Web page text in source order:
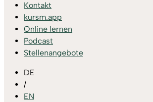
Kontakt
kursm.app
Online lernen
Podcast
Stellenangebote
DE
/
EN